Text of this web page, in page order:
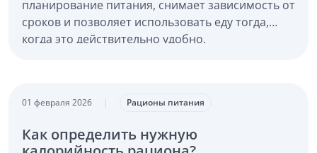
планирование питания, снимает зависимость от
сроков и позволяет использовать еду тогда,
когда это действительно удобно.
01 февраля 2026 | Рационы питания
Как определить нужную